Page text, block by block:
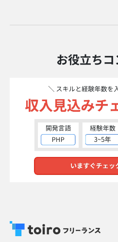
お役立ち